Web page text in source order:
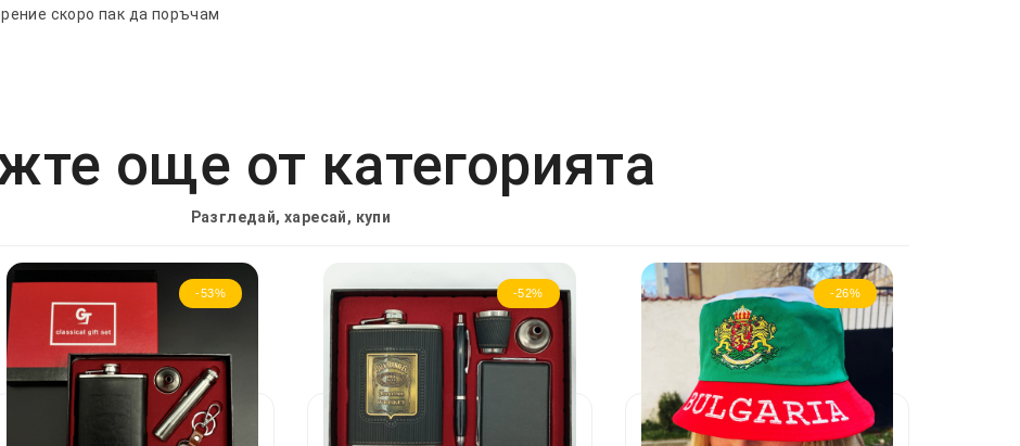
скоро пак да поръчам
още от категорията
Разгледай, харесай, купи
-53% -52% -26%